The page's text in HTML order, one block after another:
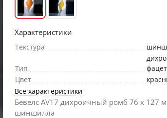
Характеристики
Текстура
Тип
Цвет
Все характеристики
Бевелс AV17 дихроичный ромб 76 х 127
шиншилла